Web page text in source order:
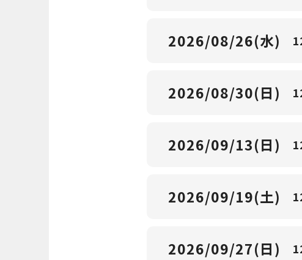
2026/08/26(水)
2026/08/30(日)
2026/09/13(日)
2026/09/19(土)
2026/09/27(日)